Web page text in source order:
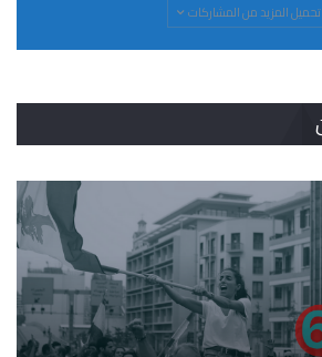
تحميل المزيد من المشاركات